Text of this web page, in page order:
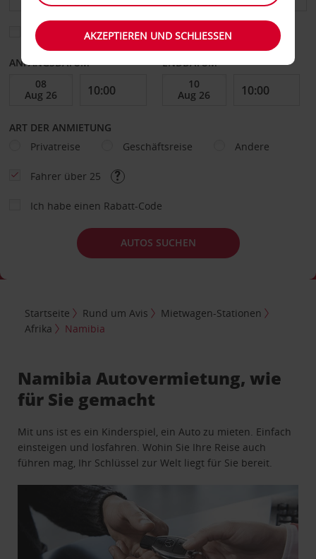
Eine andere Rückgabestation auswählen
ANFANGSDATUM ENDDATUM
ART DER ANMIETUNG
Privatreise
Geschäftsreise Andere
Fahrer über 25
Ich habe einen Rabatt-Code
AUTOS SUCHEN
Startseite Rund um Avis
Mietwagen-Stationen
Afrika
Namibia
Namibia Autovermietung, wie
für Sie gemacht
Mit uns ist es ein Kinderspiel, ein Auto zu mieten. Einfach
einsteigen und losfahren. Wohin Sie Ihre Reise auch
führen mag, Ihr Schlüssel zur Welt liegt für Sie bereit.
AKZEPTIEREN UND SCHLIESSEN